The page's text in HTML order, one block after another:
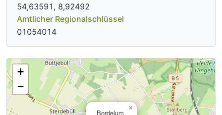
54,63591, 8,92492
Amtlicher Regionalschlüssel
01054014
Bordelum
×
+
−